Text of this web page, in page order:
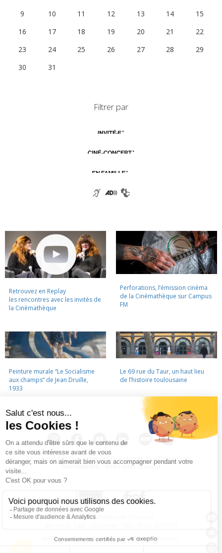
9
10 11 12 13 14
15
16
17 18 19 20 21
22
23
24 25 26 27 28
29
30
31
Filtrer par
Retrouvez en Replay
les rencontres avec les invités de
la Cinémathèque
Perforations, l’émission cinéma
de la Cinémathèque sur Campus
FM
Peinture murale “Le Socialisme
aux champs” de Jean Druille,
1933
Le 69 rue du Taur, un haut lieu
de l’histoire toulousaine
LA CINÉMATHÈQUE CONTACTS · LETTRE D'INFORMATION
PARTENAIRES · MENTIONS LÉGALES
La Cinémathèque de Toulouse
La Cinémathèque de Toulouse © 2015. Tous droits réservés.